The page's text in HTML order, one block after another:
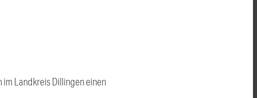
Landkreis Dillingen einen